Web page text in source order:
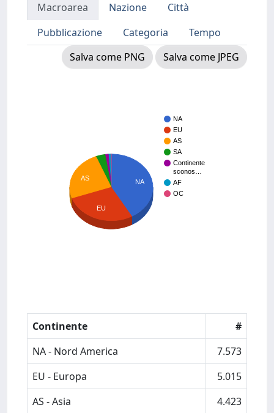
Macroarea Nazione
Città
Pubblicazione
Categoria
Tempo
Salva come PNG
Salva come JPEG
NA
EU
AS
SA
Continente
sconos…
AF
OC
NA
AS
EU
Continente
#
NA - Nord America
7.573
EU - Europa
5.015
AS - Asia
4.423